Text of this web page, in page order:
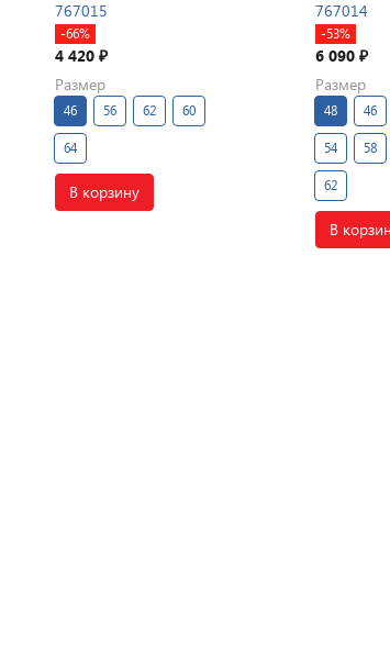
767015
-66%
4 420₽
Размер
46 56 62 60
64
В корзину
767014
-53%
6 090 ₽
Размер
48 46
54 58
62
В